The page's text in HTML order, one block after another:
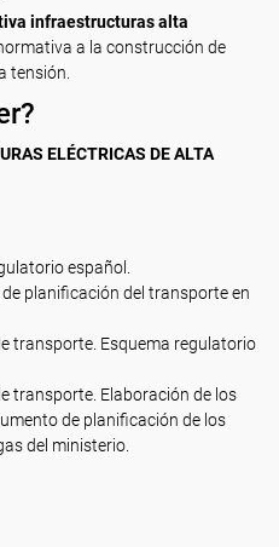
infraestructuras alta
a la construcción de
tensión.
ELÉCTRICAS DE ALTA
español.
planificación del transporte en
transporte. Esquema regulatorio
transporte. Elaboración de los
de planificación de los
del ministerio.